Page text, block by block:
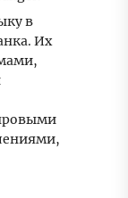
в
Их